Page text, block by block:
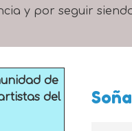
y por seguir
de
del